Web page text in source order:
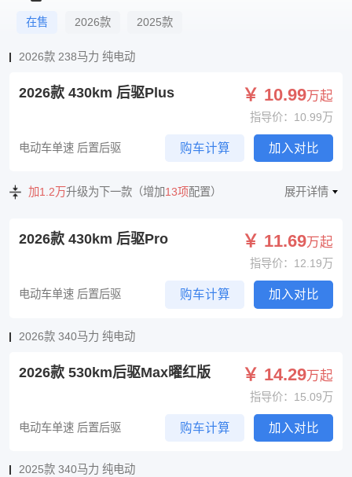
在售 2026款 2025款
2026款 238马力 纯电动
2026款 430km 后驱Plus ￥ 10.99万起
指导价：10.99万
电动车单速 后置后驱 购车计算 加入对比
加1.2万升级为下一款（增加13项配置） 展开详情
2026款 430km 后驱Pro ￥ 11.69万起
指导价：12.19万
电动车单速 后置后驱 购车计算 加入对比
2026款 340马力 纯电动
2026款 530km后驱Max曜红版 ￥ 14.29万起
指导价：15.09万
电动车单速 后置后驱 购车计算 加入对比
2025款 340马力 纯电动